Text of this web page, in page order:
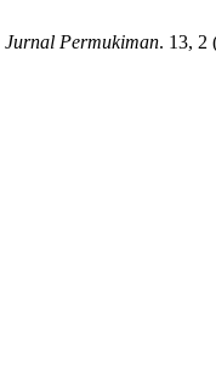
Jurnal Permukiman. 13, 2